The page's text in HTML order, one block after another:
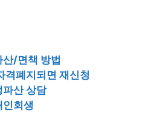
/면책 방법
격폐지되면 재신청
파산 상담
인회생